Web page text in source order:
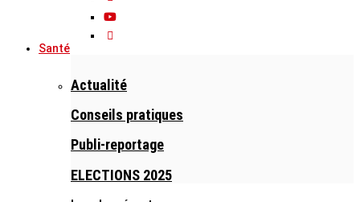
Santé
Actualité
Conseils pratiques
Publi-reportage
ELECTIONS 2025